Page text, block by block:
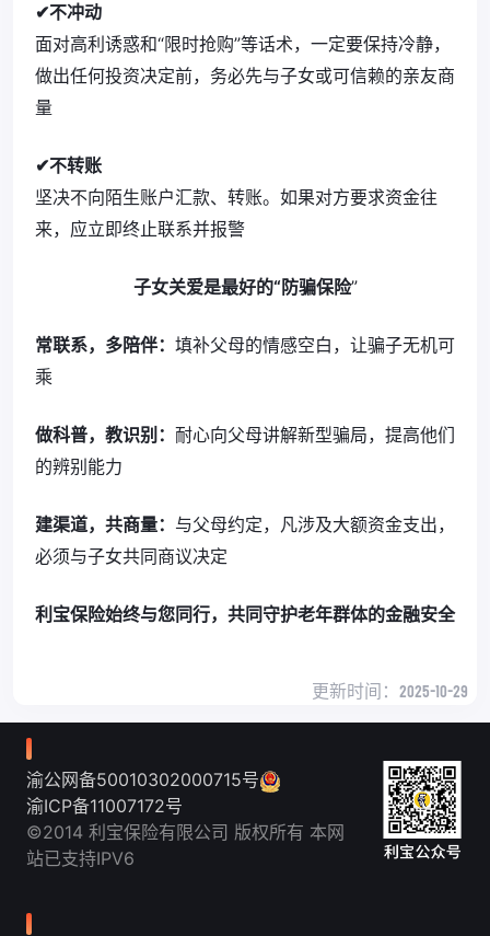
✔不冲动
面对高利诱惑和“限时抢购”等话术，一定要保持冷静，
做出任何投资决定前，务必先与子女或可信赖的亲友商
量
✔不转账
坚决不向陌生账户汇款、转账。如果对方要求资金往
来，应立即终止联系并报警
子女关爱是最好的“防骗保险”
常联系，多陪伴： 填补父母的情感空白，让骗子无机可
乘
做科普，教识别： 耐心向父母讲解新型骗局，提高他们
的辨别能力
建渠道，共商量： 与父母约定，凡涉及大额资金支出，
必须与子女共同商议决定
利宝保险始终与您同行，共同守护老年群体的金融安全
更新时间： 2025-10-29
渝公网备50010302000715号
渝ICP备11007172号
©2014 利宝保险有限公司 版权所有 本网
站已支持IPV6